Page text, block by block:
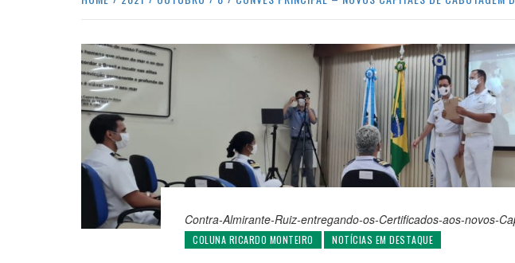
Contra-Almirante-Ruiz-entregando-os-Certificados-aos-novos-
COLUNA RICARDO MONTEIRO NOTÍCIAS EM DESTAQUE